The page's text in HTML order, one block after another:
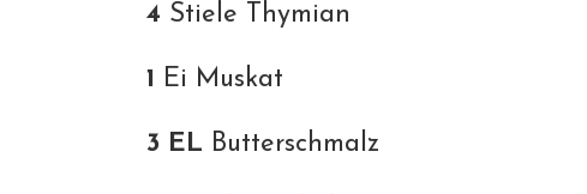
4 Stiele Thymian
1 Ei Muskat
3 EL Butterschmalz